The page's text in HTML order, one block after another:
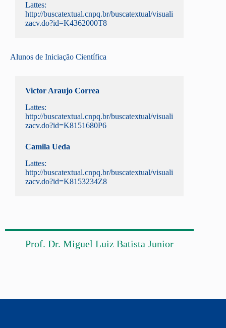
Lattes:
http://buscatextual.cnpq.br/buscatextual/visuali
zacv.do?id=K4362000T8
Alunos de Iniciação Científica
Victor Araujo Correa
Lattes:
http://buscatextual.cnpq.br/buscatextual/visuali
zacv.do?id=K8151680P6
Camila Ueda
Lattes:
http://buscatextual.cnpq.br/buscatextual/visuali
zacv.do?id=K8153234Z8
Prof. Dr. Miguel Luiz Batista Junior